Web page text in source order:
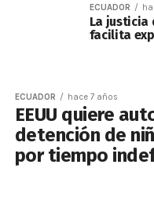
ECUADOR
La justicia
facilita
ECUADOR hace 7 años
EEUU quiere
detención de
por tiempo